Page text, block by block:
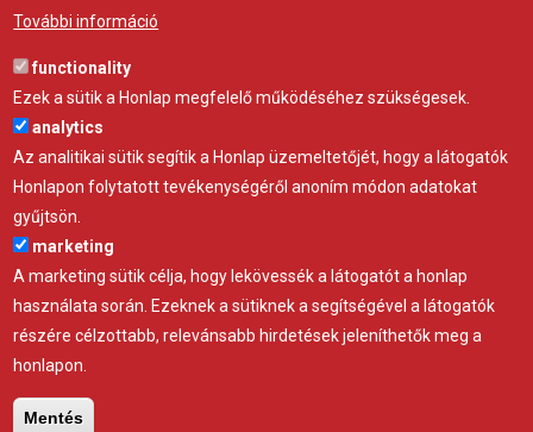
alapfeltétele, professzionális árnyékoló háló a
Gravettitől
Adatvédelem
További információ
functionality
Ezek a sütik a Honlap megfelelő működéséhez szükségesek.
analytics
Az analitikai sütik segítik a Honlap üzemeltetőjét, hogy a látogatók
Honlapon folytatott tevékenységéről anoním módon adatokat
gyűjtsön.
marketing
A marketing sütik célja, hogy lekövessék a látogatót a honlap
használata során. Ezeknek a sütiknek a segítségével a látogatók
részére célzottabb, relevánsabb hirdetések jeleníthetők meg a
honlapon.
Mentés